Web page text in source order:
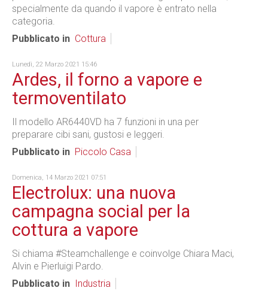
specialmente da quando il vapore è entrato nella
categoria.
Pubblicato in Cottura
Lunedì, 22 Marzo 2021 15:46
Ardes, il forno a vapore e
termoventilato
Il modello AR6440VD ha 7 funzioni in una per
preparare cibi sani, gustosi e leggeri.
Pubblicato in Piccolo Casa
Domenica, 14 Marzo 2021 07:51
Electrolux: una nuova
campagna social per la
cottura a vapore
Si chiama #Steamchallenge e coinvolge Chiara Maci,
Alvin e Pierluigi Pardo.
Pubblicato in
Industria